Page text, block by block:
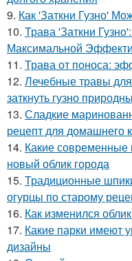
9. Как 'Заткни Гузно'
10. Трава 'Заткни
Максимальной
11. Трава от поноса:
12. Лечебные травы
заткнуть гузно
13. Сладкие
рецепт для домашнего
14. Какие
новый облик города
15. Традиционные
огурцы по старому
16. Как изменился
17. Какие парки имеют
дизайны